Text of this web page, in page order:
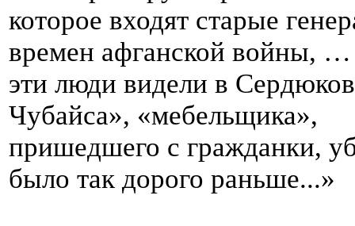
которое входят старые
времен афганской войны, …
эти люди видели в
Чубайса», «мебельщика»,
пришедшего с гражданки,
было так дорого раньше...»